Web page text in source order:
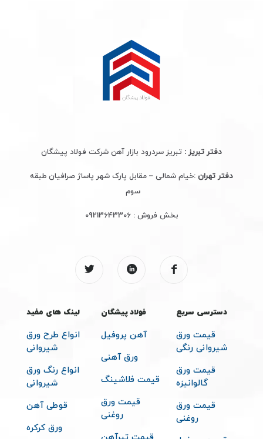
دفتر تبریز : تبریز سردرود بازار آهن شرکت فولاد پیشگان
دفتر تهران :خیام شمالی – مقابل پارک شهر پاساژ صرافیان طبقه
سوم
بخش فروش :09213643306
دسترسی سریع
قیمت ورق
شیروانی رنگی
قیمت ورق
گالوانیزه
قیمت ورق
روغنی
فولاد پیشگان
آهن پروفیل
ورق آهنی
قیمت فلاشینگ
قیمت ورق
روغنی
لینک های مفید
انواع طرح ورق
شیروانی
انواع رنگ ورق
شیروانی
قوطی آهن
ورق کرکره